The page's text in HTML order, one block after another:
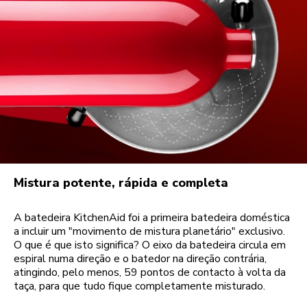
Mistura potente, rápida e completa
A batedeira KitchenAid foi a primeira batedeira doméstica
a incluir um "movimento de mistura planetário" exclusivo.
O que é que isto significa? O eixo da batedeira circula em
espiral numa direção e o batedor na direção contrária,
atingindo, pelo menos, 59 pontos de contacto à volta da
taça, para que tudo fique completamente misturado.